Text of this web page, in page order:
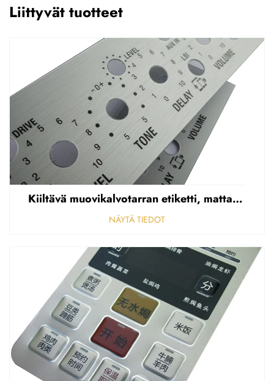
Liittyvät tuotteet
Kiiltävä muovikalvotarran etiketti, mattapintainen etupaneelin tarran etiketti, korostettu polycarbonaattipäällys
NÄYTÄ TIEDOT